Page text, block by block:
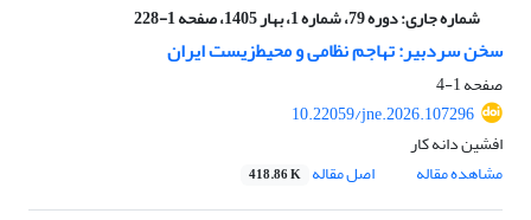
شماره جاری:دوره 79، شماره 1، بهار 1405، صفحه 1-228
سخن سردبیر: تهاجم نظامی و محیط‌زیست ایران
صفحه1-4
10.22059/jne.2026.107296
افشین دانه کار
مشاهده مقاله
اصل مقاله 418.86 K